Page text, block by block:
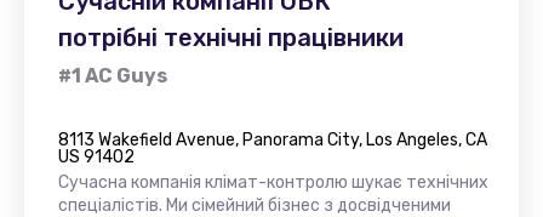
потрібні технічні працівники
#1 AC Guys
8113 Wakefield Avenue, Panorama City, Los Angeles, CA
US 91402
Сучасна компанія клімат-контролю шукає технічних
спеціалістів. Ми сімейний бізнес з досвідченими